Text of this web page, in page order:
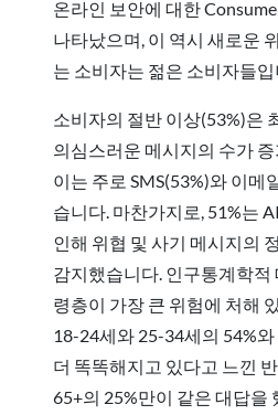
온라인 보안에 대한
나타났으며, 이 역시 새로운
는 소비자는 젊은 소비자들
소비자의 절반 이상(53%)은
의심스러운 메시지의 수가
이는 주로 SMS(53%)와 이메
습니다. 마찬가지로, 51%는
인해 위협 및 사기 메시지의
감지했습니다. 인구통계학적
령층이 가장 큰 위험에 처해
18-24세와 25-34세의 54%
더 똑똑해지고 있다고 느낀
65+의 25%만이 같은 대답을